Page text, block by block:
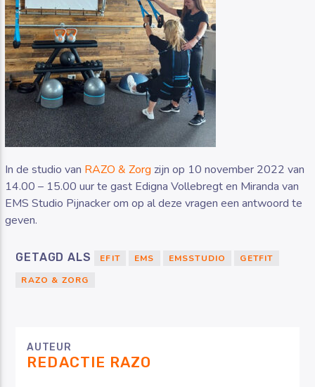
In de studio van RAZO & Zorg zijn op 10 november 2022 van
14.00 – 15.00 uur te gast Edigna Vollebregt en Miranda van
EMS Studio Pijnacker om op al deze vragen een antwoord te
geven.
GETAGD ALS EFIT EMS EMSSTUDIO
GETFIT
RAZO & ZORG
AUTEUR
REDACTIE RAZO